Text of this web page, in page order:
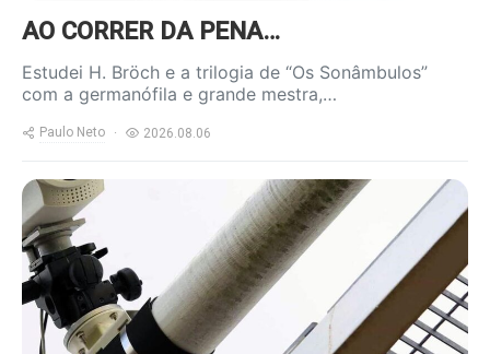
AO CORRER DA PENA…
Estudei H. Bröch e a trilogia de “Os Sonâmbulos”
com a germanófila e grande mestra,…
Paulo Neto 2026.08.06
https://www.ruadireita.pt/wp-
content/uploads/2026/08/videov-
800x600.jpg